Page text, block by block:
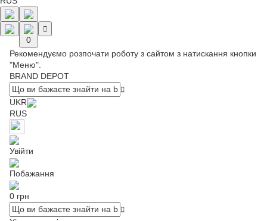
0
Рекомендуємо розпочати роботу з сайтом з натискання кнопки
"Меню".
BRAND DEPOT
UKR
RUS
Увійти
Побажання
0 грн